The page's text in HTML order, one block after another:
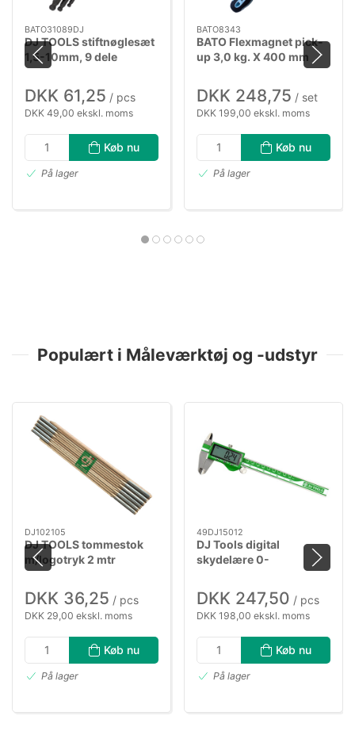
BATO31089DJ
DJ TOOLS stiftnøglesæt
1,5-10mm, 9 dele
DKK 61,25 / pcs
DKK 49,00 ekskl. moms
Køb nu
På lager
BATO8343
BATO Flexmagnet pick-
up 3,0 kg. X 400 mm
DKK 248,75 / set
DKK 199,00 ekskl. moms
Køb nu
På lager
Populært i Måleværktøj og -udstyr
DJ102105
DJ TOOLS tommestok
m/logotryk 2 mtr
DKK 36,25 / pcs
DKK 29,00 ekskl. moms
Køb nu
På lager
49DJ15012
DJ Tools digital
skydelære 0-
150×0,01mm, 12mm tal
DKK 247,50 / pcs
DKK 198,00 ekskl. moms
Køb nu
På lager